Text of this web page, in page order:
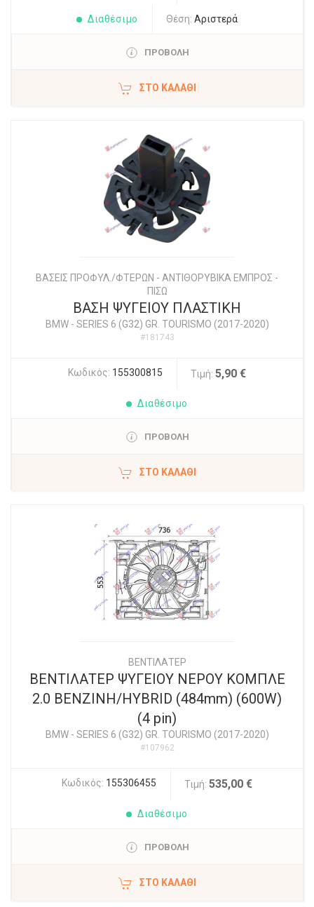
Διαθέσιμο Θέση: Αριστερά
ΠΡΟΒΟΛΗ
ΣΤΟ ΚΑΛΆΘΙ
ΒΑΣΕΙΣ ΠΡΟΦΥΛ./ΦΤΕΡΩΝ - ΑΝΤΙΘΟΡΥΒΙΚΑ ΕΜΠΡΟΣ -
ΠΙΣΩ
ΒΑΣΗ ΨΥΓΕΙΟΥ ΠΛΑΣΤΙΚΗ
BMW- SERIES 6 (G32) GR. TOURISMO (2017-2020)
#181743
Κωδικός: 155300815 Τιμή: 5,90 €
Διαθέσιμο
ΠΡΟΒΟΛΗ
ΣΤΟ ΚΑΛΆΘΙ
ΒΕΝΤΙΛΑΤΕΡ
ΒΕΝΤΙΛΑΤΕΡ ΨΥΓΕΙΟΥ ΝΕΡΟΥ ΚΟΜΠΛΕ
2.0 ΒΕΝΖΙΝΗ/HYBRID (484mm) (600W)
(4 pin)
BMW- SERIES 6 (G32) GR. TOURISMO (2017-2020)
#107962
Κωδικός: 155306455 Τιμή: 535,00 €
Διαθέσιμο
ΠΡΟΒΟΛΗ
ΣΤΟ ΚΑΛΆΘΙ